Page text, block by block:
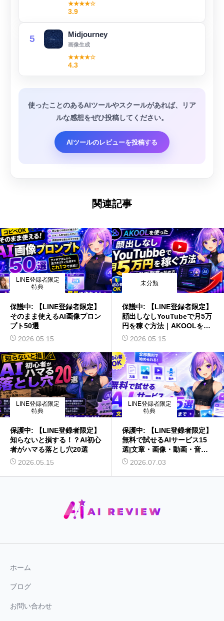
★★★★☆
3.9
5 Midjourney
画像生成
★★★★☆
4.3
使ったことのあるAIツールやスクールがあれば、リア
ルな感想をぜひ投稿してください。
AIツールのレビューを投稿する
関連記事
LINE登録者限定
特典
保護中: 【LINE登録者限定】
そのまま使えるAI画像プロン
プト50選
2026.05.15
未分類
保護中: 【LINE登録者限定】
顔出しなしYouTubeで月5万
円を稼ぐ方法｜AKOOLを使
ったAI動画副業の始め方
2026.05.15
LINE登録者限定
特典
保護中: 【LINE登録者限定】
知らないと損する！？AI初心
者がハマる落とし穴20選
2026.05.15
LINE登録者限定
特典
保護中: 【LINE登録者限定】
無料で試せるAIサービス15
選|文章・画像・動画・音声
まで2026.07.03
ホーム
ブログ
お問い合わせ